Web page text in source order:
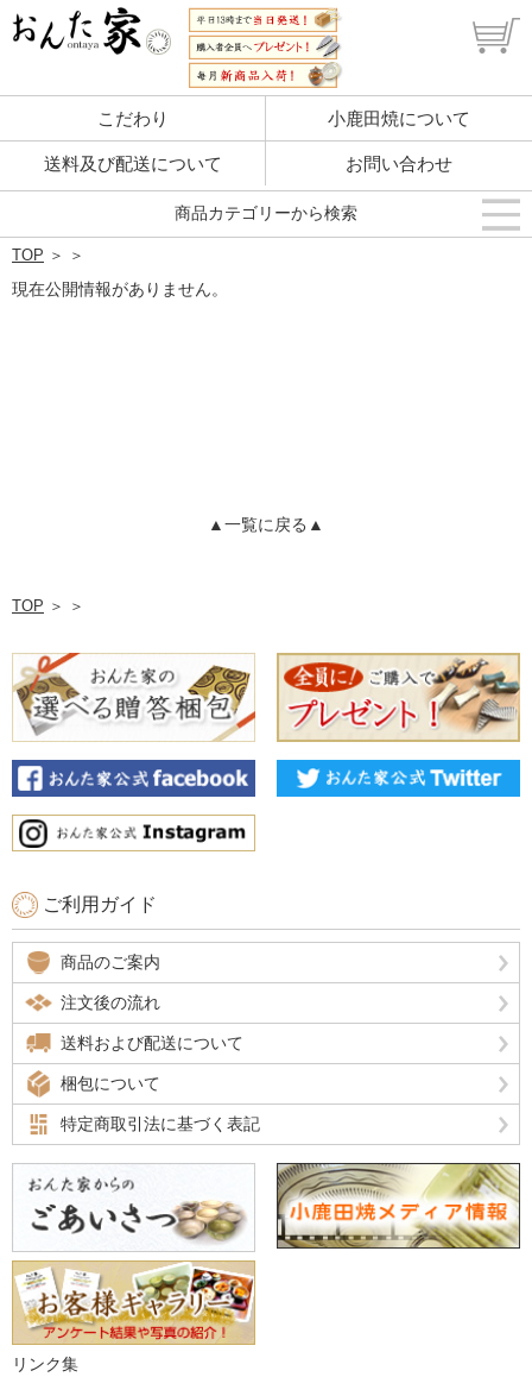
こだわり 小鹿田焼について
送料及び配送について お問い合わせ
TOP ＞ ＞
現在公開情報がありません。
▲一覧に戻る▲
TOP ＞ ＞
商品カテゴリーから検索
ご利用ガイド
商品のご案内
注文後の流れ
送料および配送について
梱包について
特定商取引法に基づく表記
リンク集